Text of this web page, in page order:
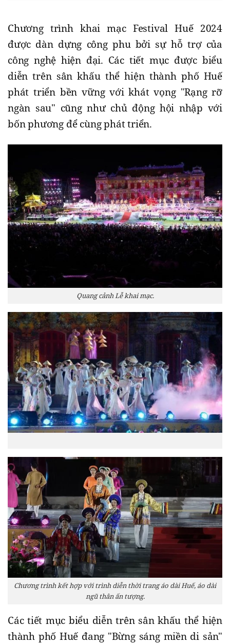
Chương trình khai mạc Festival Huế 2024
được dàn dựng công phu bởi sự hỗ trợ của
công nghệ hiện đại. Các tiết mục được biểu
diễn trên sân khấu thể hiện thành phố Huế
phát triển bền vững với khát vọng "Rạng rỡ
ngàn sau" cũng như chủ động hội nhập với
bốn phương để cùng phát triển.
Quang cảnh Lễ khai mạc.
Chương trình kết hợp với trình diễn thời trang áo dài Huế, áo dài
ngũ thân ấn tượng.
Các tiết mục biểu diễn trên sân khấu thể hiện
thành phố Huế đang "Bừng sáng miền di sản"